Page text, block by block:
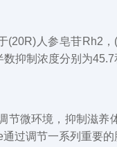
人参皂苷Rh2
抑制浓度分别为45.7
节微环境，抑制滋养
通过调节一系列重要的